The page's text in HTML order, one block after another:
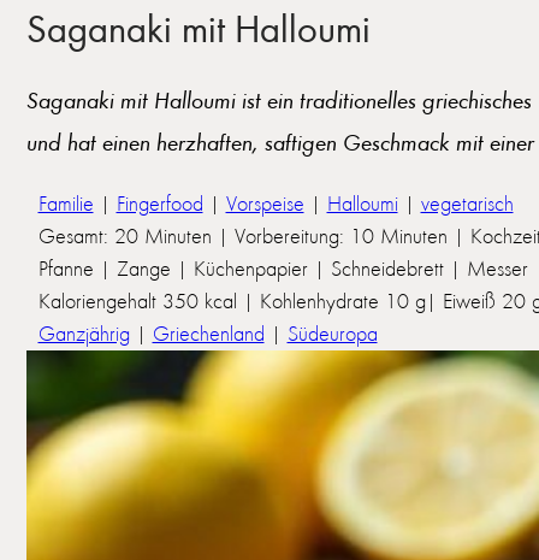
Saganaki mit Halloumi
Saganaki mit Halloumi ist ein traditionelles
und hat einen herzhaften, saftigen Geschmack mit
Familie | Fingerfood | Vorspeise | Halloumi| vegetarisch
Gesamt: 20 Minuten | Vorbereitung: 10 Minuten |
Pfanne | Zange | Küchenpapier | Schneidebrett | Messer
Kaloriengehalt 350 kcal | Kohlenhydrate 10 g| Eiweiß 20
Ganzjährig | Griechenland | Südeuropa